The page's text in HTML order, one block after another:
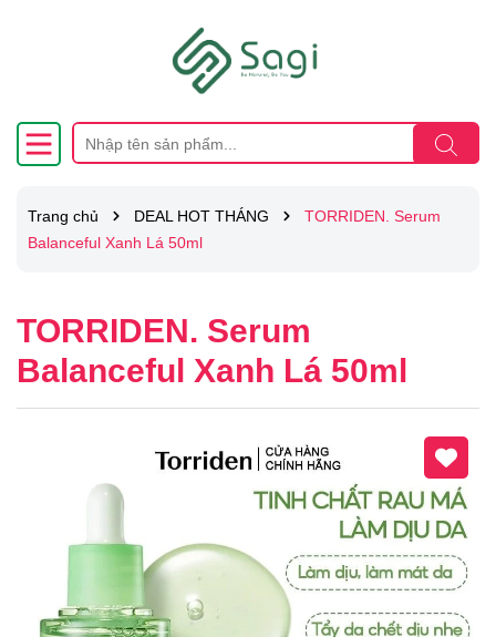
Trang chủ DEAL HOT THÁNG
TORRIDEN. Serum
Balanceful Xanh Lá 50ml
TORRIDEN. Serum
Balanceful Xanh Lá 50ml